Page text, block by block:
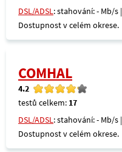
DSL/ADSL: stahování: - Mb/s
Dostupnost v celém okrese.
COMHAL
4.2
testů celkem: 17
DSL/ADSL: stahování: - Mb/s
Dostupnost v celém okrese.